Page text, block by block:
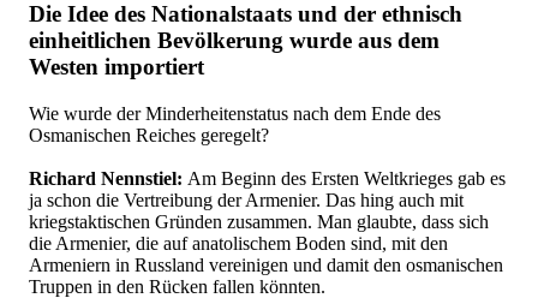
Die Idee des Nationalstaats und der ethnisch
einheitlichen Bevölkerung wurde aus dem
Westen importiert
Wie wurde der Minderheitenstatus nach dem Ende des
Osmanischen Reiches geregelt?
Richard Nennstiel: Am Beginn des Ersten Weltkrieges gab es
ja schon die Vertreibung der Armenier. Das hing auch mit
kriegstaktischen Gründen zusammen. Man glaubte, dass sich
die Armenier, die auf anatolischem Boden sind, mit den
Armeniern in Russland vereinigen und damit den osmanischen
Truppen in den Rücken fallen könnten.